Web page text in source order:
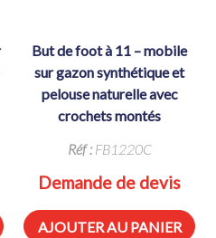
but de foot à 11 – mobile
sur gazon synthétique et
pelouse naturelle avec
crochets montés
Réf :FB1220C
Demande de devis
AJOUTER AU PANIER